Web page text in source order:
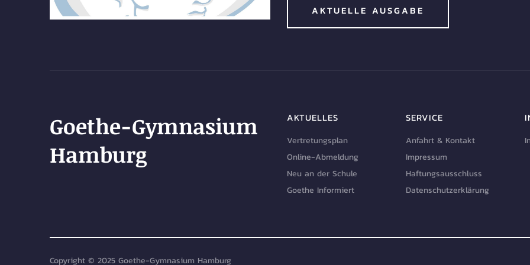
AKTUELLE AUSGABE
Goethe-Gymnasium
Hamburg
AKTUELLES
Vertretungsplan
Online-Abmeldung
Neu an der Schule
Goethe Informiert
SERVICE
Anfahrt & Kontakt
Impressum
Haftungsausschluss
Datenschutzerklärung
Copyright © 2025 Goethe-Gymnasium Hamburg